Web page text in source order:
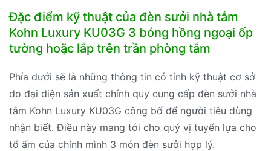
Đặc điểm kỹ thuật của đèn sưởi nhà tắm
Kohn Luxury KU03G 3 bóng hồng ngoại ốp
tường hoặc lắp trên trần phòng tắm
Phía dưới sẽ là những thông tin có tính kỹ thuật cơ sở
do đại diện sản xuất chính quy cung cấp đèn sưởi nhà
tắm Kohn Luxury KU03G công bố để người tiêu dùng
nhận biết. Điều này mang tới cho quý vị tuyển lựa cho
tổ ấm của chính mình 3 món đèn sưởi hợp lý.